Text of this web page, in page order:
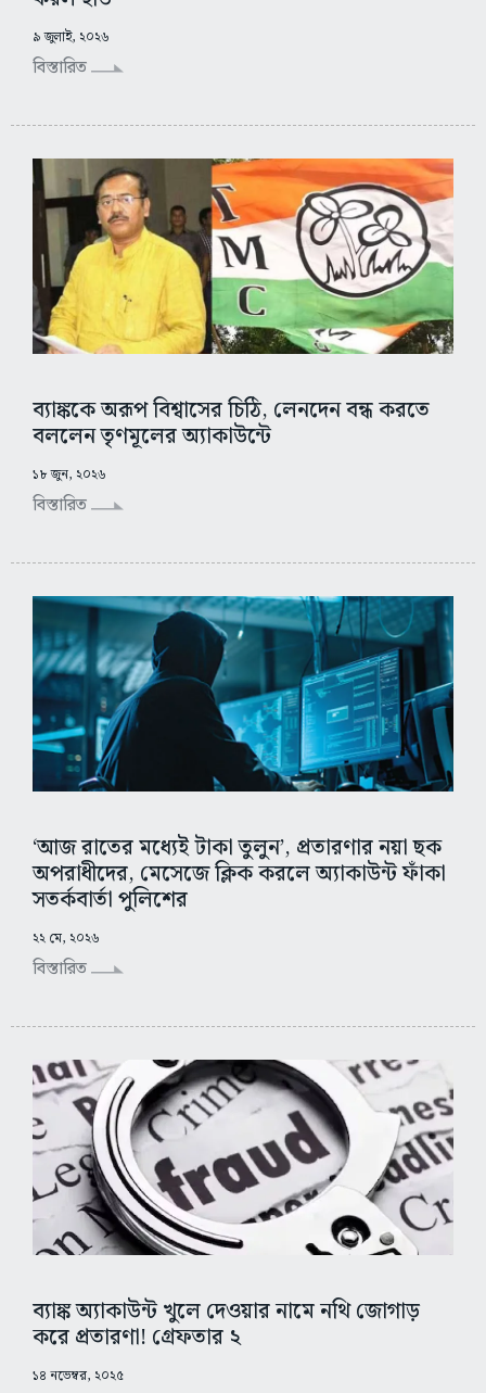
৯ জুলাই, ২০২৬
বিস্তারিত
ব্যাঙ্ককে অরূপ বিশ্বাসের চিঠি, লেনদেন বন্ধ করতে
বললেন তৃণমূলের অ্যাকাউন্টে
১৮ জুন, ২০২৬
বিস্তারিত
‘আজ রাতের মধ্যেই টাকা তুলুন’, প্রতারণার নয়া ছক
অপরাধীদের, মেসেজে ক্লিক করলে অ্যাকাউন্ট ফাঁকা
সতর্কবার্তা পুলিশের
২২ মে, ২০২৬
বিস্তারিত
ব্যাঙ্ক অ্যাকাউন্ট খুলে দেওয়ার নামে নথি জোগাড়
করে প্রতারণা! গ্রেফতার ২
১৪ নভেম্বর, ২০২৫